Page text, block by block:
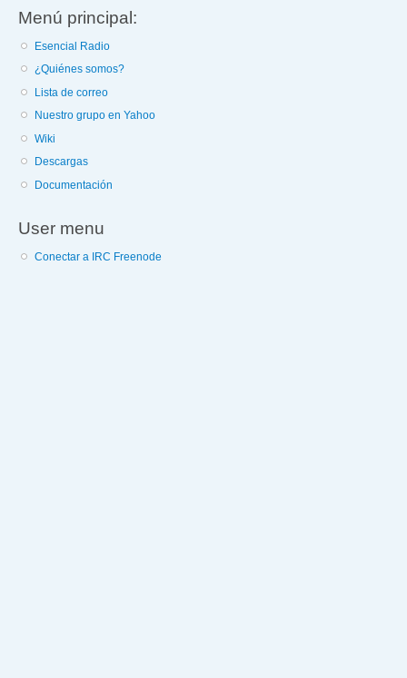
Menú principal:
Esencial Radio
¿Quiénes somos?
Lista de correo
Nuestro grupo en Yahoo
Wiki
Descargas
Documentación
User menu
Conectar a IRC Freenode